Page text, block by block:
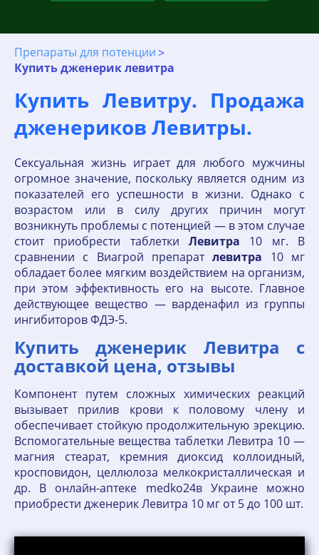
Препараты для потенции
Купить дженерик левитра
Купить Левитру. Продажа
дженериков Левитры.
Сексуальная жизнь играет для любого мужчины
огромное значение, поскольку является одним из
показателей его успешности в жизни. Однако с
возрастом или в силу других причин могут
возникнуть проблемы с потенцией — в этом случае
стоит приобрести таблетки Левитра 10 мг. В
сравнении с Виагрой препаратлевитра 10 мг
обладает более мягким воздействием на организм,
при этом эффективность его на высоте. Главное
действующее вещество — варденафил из группы
ингибиторов ФДЭ-5.
Купить дженерик Левитра с
доставкой цена, отзывы
Компонент путем сложных химических реакций
вызывает прилив крови к половому члену и
обеспечивает стойкую продолжительную эрекцию.
Вспомогательные вещества таблетки Левитра 10 —
магния стеарат, кремния диоксид коллоидный,
кросповидон, целлюлоза мелкокристаллическая и
др. В онлайн-аптеке medko24в Украине можно
приобрести дженерик Левитра 10 мг от 5 до 100 шт.